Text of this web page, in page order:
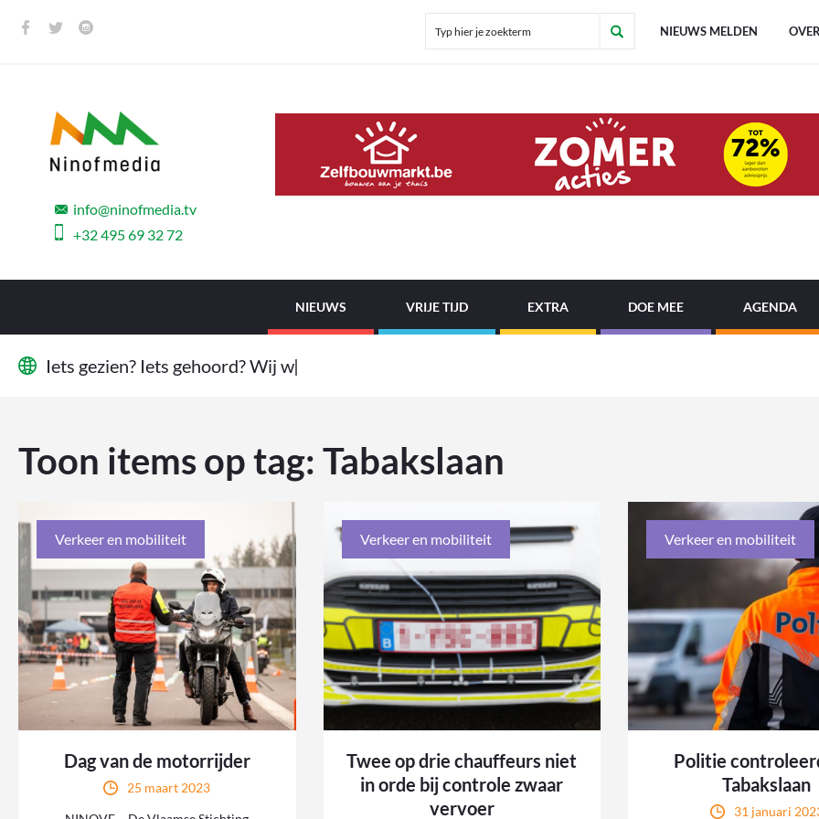
NIEUWS MELDEN
info@ninofmedia.tv
+32 495 69 32 72
NIEUWS VRIJE TIJD EXTRA DOE MEE AGENDA
Iets gezien? Iets gehoord?Wij wi
Toon items op tag: Tabakslaan
Verkeer en mobiliteit
Dag van de motorrijder
25 maart 2023
Verkeer en mobiliteit
Twee op drie chauffeurs niet
in orde bij controle zwaar
vervoer
Verkeer en mobiliteit
Politie
Tabakslaan
31 januari